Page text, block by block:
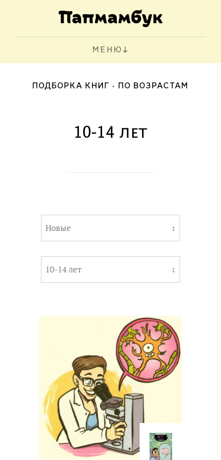
МЕНЮ
ПОДБОРКА КНИГ ПО ВОЗРАСТАМ
10-14 лет
Новые ↧
10-14 лет ↧